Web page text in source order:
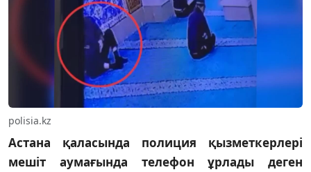
polisia.kz
Астана қаласында полиция қызметкерлері
мешіт аумағында телефон ұрлады деген